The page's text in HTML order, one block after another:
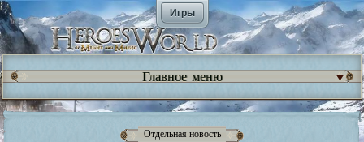
Игры
Главное меню
Отдельная новость